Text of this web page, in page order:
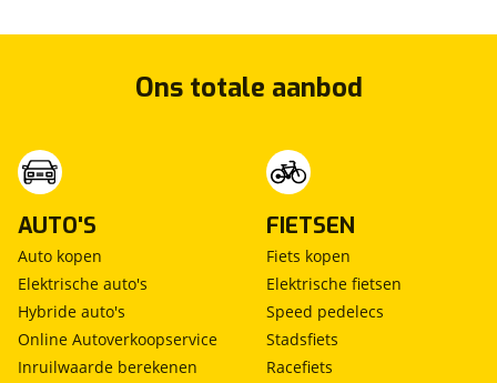
Ons totale aanbod
AUTO'S
Auto kopen
Elektrische auto's
Hybride auto's
Online Autoverkoopservice
Inruilwaarde berekenen
FIETSEN
Fiets kopen
Elektrische fietsen
Speed pedelecs
Stadsfiets
Racefiets